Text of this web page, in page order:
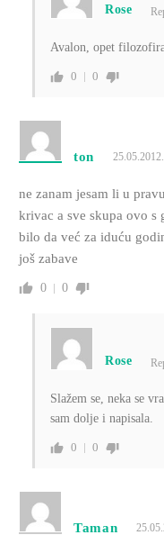
Rose
Avalon, opet
0 0
ton
ne zanam jesam li u
krivac a sve skupa ovo s
bilo da već za iduću
još zabave
0 0
Rose
Slažem se, neka se
sam dolje i napisala.
0 0
Taman